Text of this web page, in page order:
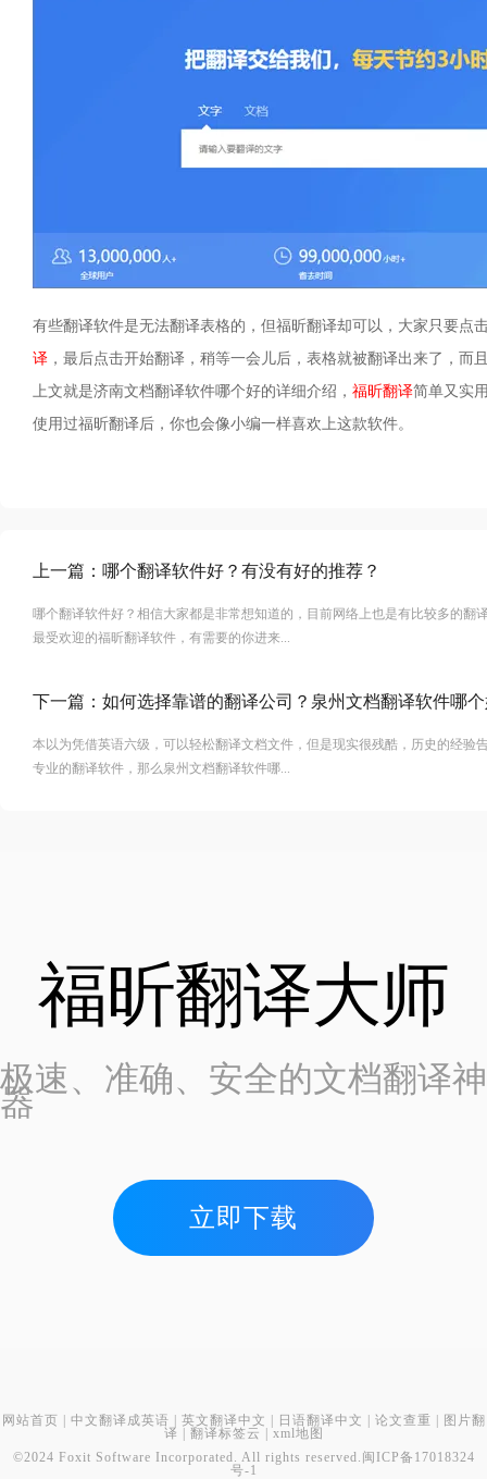
有些翻译软件是无法翻译表格的，但福昕翻译却可以，大家只要点
译 ，最后点击开始翻译，稍等一会儿后，表格就被翻译出来了，
上文就是济南文档翻译软件哪个好的详细介绍， 福昕翻译简单又实
使用过福昕翻译后，你也会像小编一样喜欢上这款软件。
上一篇： 哪个翻译软件好？有没有好的推荐？
哪个翻译软件好？相信大家都是非常想知道的，目前网络上也是有比较多的翻
最受欢迎的福昕翻译软件，有需要的你进来...
下一篇： 如何选择靠谱的翻译公司？泉州文档翻译软件哪
本以为凭借英语六级，可以轻松翻译文档文件，但是现实很残酷，历史的经验
专业的翻译软件，那么泉州文档翻译软件哪...
福昕翻译大师
极速、准确、安全的文档翻译神
器
立即下载
网站首页 中文翻译成英语 英文翻译中文 日语翻译中文 论文查重
图片翻
译
翻译标签云
xml地图
©2024 Foxit Software Incorporated. All rights reserved. 闽ICP备17018324
号-1